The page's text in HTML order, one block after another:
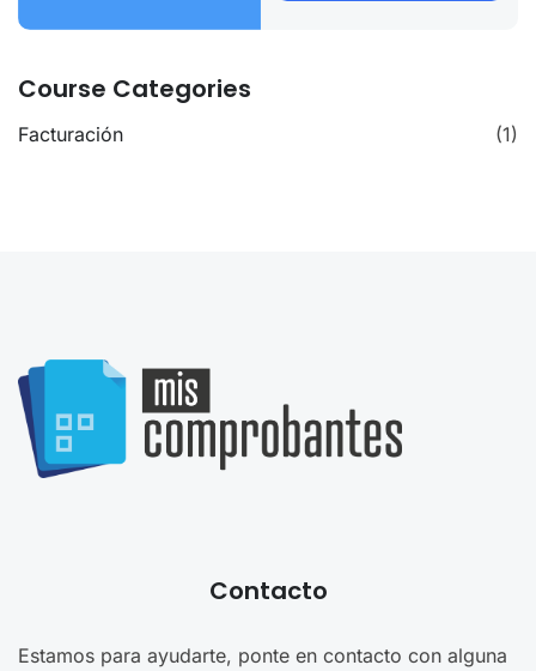
Course Categories
Facturación (1)
Contacto
Estamos para ayudarte, ponte en contacto con alguna